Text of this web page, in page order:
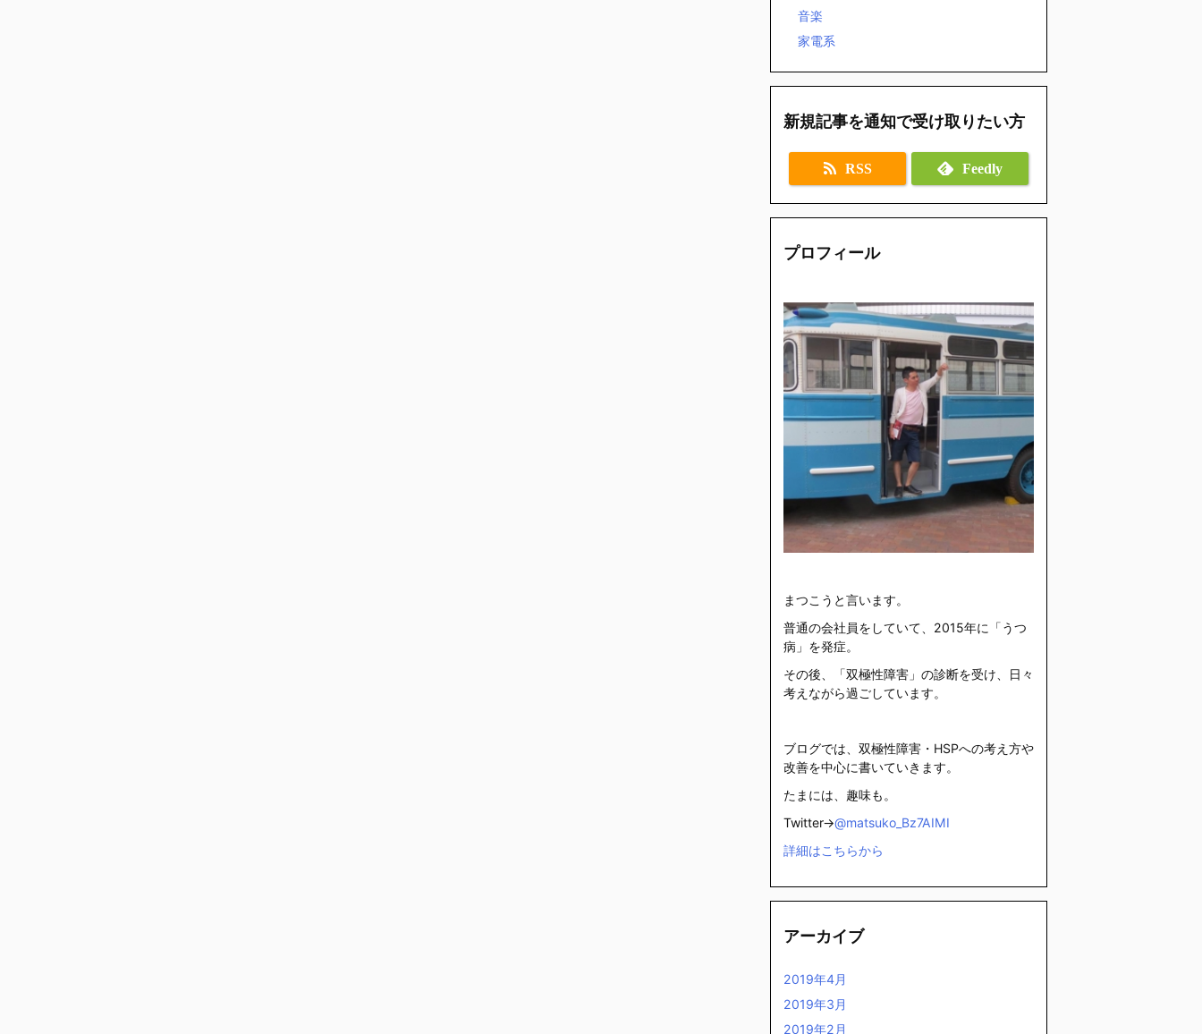
音楽
家電系
新規記事を通知で受け取りたい方
RSS Feedly
プロフィール
まつこうと言います。
普通の会社員をしていて、2015年に「うつ
病」を発症。
その後、「双極性障害」の診断を受け、日々
考えながら過ごしています。
ブログでは、双極性障害・HSPへの考え方や
改善を中心に書いていきます。
たまには、趣味も。
Twitter→@matsuko_Bz7AIMI
詳細はこちらから
アーカイブ
2019年4月
2019年3月
2019年2月